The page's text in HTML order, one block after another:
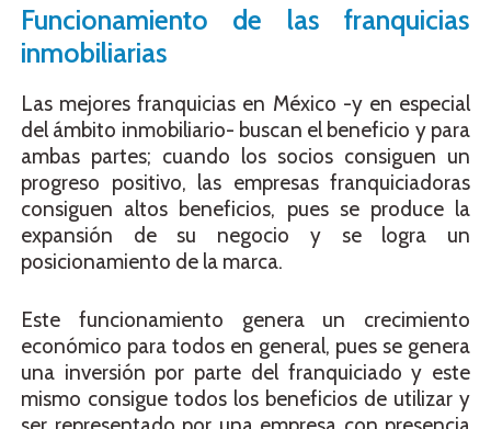
Funcionamiento de las franquicias
inmobiliarias
Las mejores franquicias en México -y en especial
del ámbito inmobiliario- buscan el beneficio y para
ambas partes; cuando los socios consiguen un
progreso positivo, las empresas franquiciadoras
consiguen altos beneficios, pues se produce la
expansión de su negocio y se logra un
posicionamiento de la marca.
Este funcionamiento genera un crecimiento
económico para todos en general, pues se genera
una inversión por parte del franquiciado y este
mismo consigue todos los beneficios de utilizar y